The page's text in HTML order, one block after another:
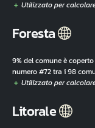
Foresta
9% del comune è
numero #72 tra i 98
Litorale